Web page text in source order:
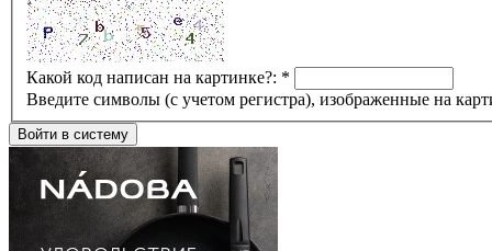
Какой код написан на картинке?: *
Введите символы (с учетом регистра), изображенные на